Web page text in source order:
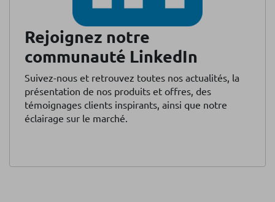
Rejoignez notre
communauté LinkedIn
Suivez-nous et retrouvez toutes nos actualités, la
présentation de nos produits et offres, des
témoignages clients inspirants, ainsi que notre
éclairage sur le marché.